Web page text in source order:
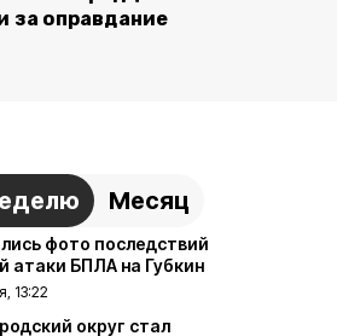
за оправдание
Месяц
фото последствий
атаки БПЛА на Губкин
13:22
округ стал